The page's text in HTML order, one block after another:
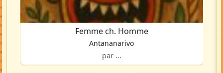
Femme ch. Homme
Antananarivo
par ...